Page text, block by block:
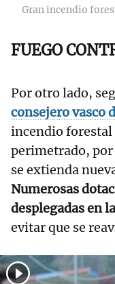
Gran incendio
FUEGO
Por otro lado,
consejero vasco
incendio forestal
perimetrado, por
se extienda
Numerosas
desplegadas en
evitar que se